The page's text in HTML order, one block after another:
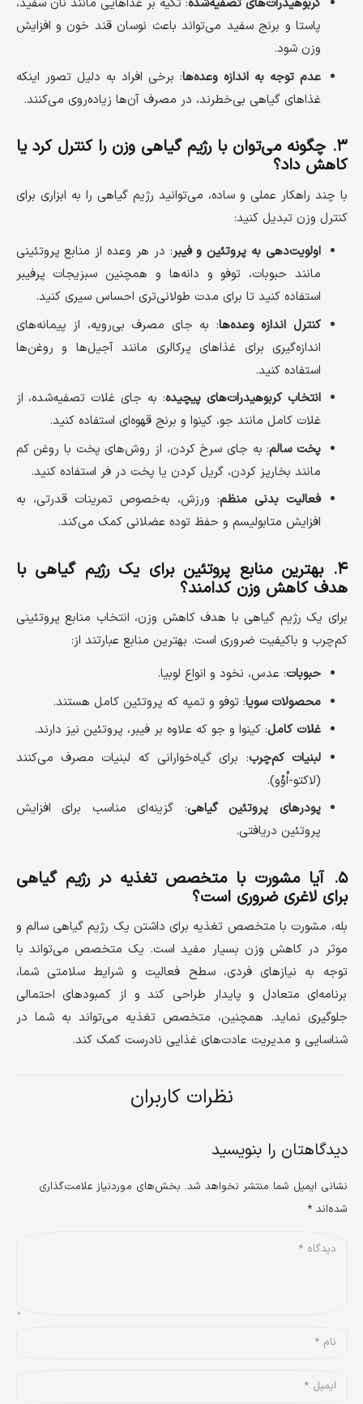
کربوهیدرات‌های تصفیه‌شده: تکیه بر غذاهایی مانند نان سفید،
پاستا و برنج سفید می‌تواند باعث نوسان قند خون و افزایش
وزن شود.
عدم توجه به اندازه وعده‌ها: برخی افراد به دلیل تصور اینکه
غذاهای گیاهی بی‌خطرند، در مصرف آن‌ها زیاده‌روی می‌کنند.
۳. چگونه می‌توان با رژیم گیاهی وزن را کنترل کرد یا
کاهش داد؟
با چند راهکار عملی و ساده، می‌توانید رژیم گیاهی را به ابزاری برای
کنترل وزن تبدیل کنید:
اولویت‌دهی به پروتئین و فیبر: در هر وعده از منابع پروتئینی
مانند حبوبات، توفو و دانه‌ها و همچنین سبزیجات پرفیبر
استفاده کنید تا برای مدت طولانی‌تری احساس سیری کنید.
کنترل اندازه وعده‌ها: به جای مصرف بی‌رویه، از پیمانه‌های
اندازه‌گیری برای غذاهای پرکالری مانند آجیل‌ها و روغن‌ها
استفاده کنید.
انتخاب کربوهیدرات‌های پیچیده: به جای غلات تصفیه‌شده، از
غلات کامل مانند جو، کینوا و برنج قهوه‌ای استفاده کنید.
پخت سالم: به جای سرخ کردن، از روش‌های پخت با روغن کم
مانند بخارپز کردن، گریل کردن یا پخت در فر استفاده کنید.
فعالیت بدنی منظم: ورزش، به‌خصوص تمرینات قدرتی، به
افزایش متابولیسم و حفظ توده عضلانی کمک می‌کند.
۴. بهترین منابع پروتئین برای یک رژیم گیاهی با
هدف کاهش وزن کدامند؟
برای یک رژیم گیاهی با هدف کاهش وزن، انتخاب منابع پروتئینی
کم‌چرب و باکیفیت ضروری است. بهترین منابع عبارتند از:
حبوبات: عدس، نخود و انواع لوبیا.
محصولات سویا: توفو و تمپه که پروتئین کامل هستند.
غلات کامل: کینوا و جو که علاوه بر فیبر، پروتئین نیز دارند.
لبنیات کم‌چرب: برای گیاه‌خوارانی که لبنیات مصرف می‌کنند
(لاکتو-اُوُو).
پودرهای پروتئین گیاهی: گزینه‌ای مناسب برای افزایش
پروتئین دریافتی.
۵. آیا مشورت با متخصص تغذیه در رژیم گیاهی
برای لاغری ضروری است؟
بله، مشورت با متخصص تغذیه برای داشتن یک رژیم گیاهی سالم و
موثر در کاهش وزن بسیار مفید است. یک متخصص می‌تواند با
توجه به نیازهای فردی، سطح فعالیت و شرایط سلامتی شما،
برنامه‌ای متعادل و پایدار طراحی کند و از کمبودهای احتمالی
جلوگیری نماید. همچنین، متخصص تغذیه می‌تواند به شما در
شناسایی و مدیریت عادت‌های غذایی نادرست کمک کند.
نظرات کاربران
دیدگاهتان را بنویسید
نشانی ایمیل شما منتشر نخواهد شد. بخش‌های موردنیاز علامت‌گذاری
شده‌اند*